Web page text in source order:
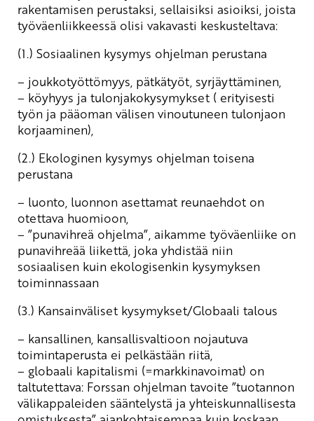
rakentamisen perustaksi, sellaisiksi asioiksi, joista
työväenliikkeessä olisi vakavasti keskusteltava:
(1.) Sosiaalinen kysymys ohjelman perustana
– joukkotyöttömyys, pätkätyöt, syrjäyttäminen,
– köyhyys ja tulonjakokysymykset ( erityisesti
työn ja pääoman välisen vinoutuneen tulonjaon
korjaaminen),
(2.) Ekologinen kysymys ohjelman toisena
perustana
– luonto, luonnon asettamat reunaehdot on
otettava huomioon,
– ”punavihreä ohjelma”, aikamme työväenliike on
punavihreää liikettä, joka yhdistää niin
sosiaalisen kuin ekologisenkin kysymyksen
toiminnassaan
(3.) Kansainväliset kysymykset/Globaali talous
– kansallinen, kansallisvaltioon nojautuva
toimintaperusta ei pelkästään riitä,
– globaali kapitalismi (=markkinavoimat) on
taltutettava: Forssan ohjelman tavoite ”tuotannon
välikappaleiden sääntelystä ja yhteiskunnallisesta